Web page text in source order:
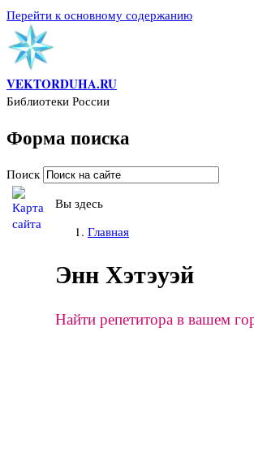
Перейти к основному содержанию
VEKTORDUHA.RU
Библиотеки России
Форма поиска
Поиск
Вы здесь
Главная
Энн Хэтэуэй
Найти репетитора в вашем